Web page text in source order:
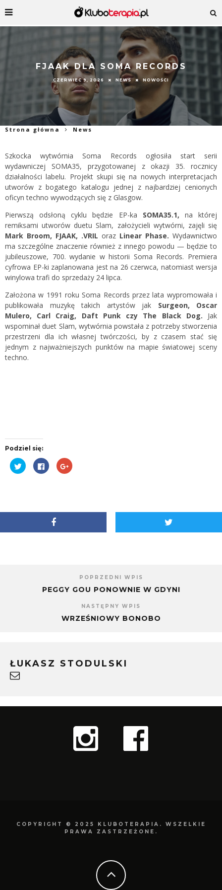
FJAAK DLA SOMA RECORDS
CZERWIEC 9, 2026 NEWS NOWOŚCI
Strona główna News
Szkocka wytwórnia Soma Records ogłosiła start serii
wydawniczej SOMA35, przygotowanej z okazji 35. rocznicy
działalności labelu. Projekt skupi się na nowych interpretacjach
utworów z bogatego katalogu jednej z najbardziej cenionych
oficyn techno wywodzących się z Glasgow.
Pierwszą odsłoną cyklu będzie EP-ka SOMA35.1, na której
remiksami utworów duetu Slam, założycieli wytwórni, zajęli się
Mark Broom, FJAAK, .VRIL oraz Linear Phase. Wydawnictwo
ma szczególne znaczenie również z innego powodu — będzie to
jubileuszowe, 700. wydanie w historii Soma Records. Premiera
cyfrowa EP-ki zaplanowana jest na 26 czerwca, natomiast wersja
winylowa trafi do sprzedaży 24 lipca.
Założona w 1991 roku Soma Records przez lata wypromowała i
publikowała muzykę takich artystów jak Surgeon, Oscar
Mulero, Carl Craig, Daft Punk czy The Black Dog. Jak
wspominał duet Slam, wytwórnia powstała z potrzeby stworzenia
przestrzeni dla ich własnej twórczości, by z czasem stać się
jednym z najważniejszych punktów na mapie światowej sceny
techno.
Podziel się:
Udostępnij
na
Twitterze(Otwiera
Kliknij,
aby
udostępnić
oknie)
Kliknij,
aby
nowym
POPRZEDNI WPIS
PEGGY GOU PONOWNIE W GDYNI
NASTĘPNY WPIS
WRZEŚNIOWY BONOBO
ŁUKASZ STODULSKI
COPYRIGHT © 2025 KLUBOTERAPIA. WSZELKIE
PRAWA ZASTRZEŻONE.